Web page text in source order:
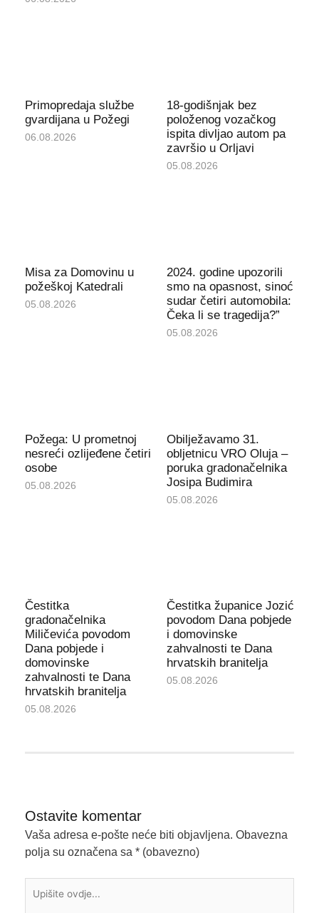
Primopredaja službe
gvardijana u Požegi
06.08.2026
18-godišnjak bez
položenog vozačkog
ispita divljao autom pa
završio u Orljavi
05.08.2026
Misa za Domovinu u
požeškoj Katedrali
05.08.2026
2024. godine upozorili
smo na opasnost, sinoć
sudar četiri automobila:
Čeka li se tragedija?”
05.08.2026
Požega: U prometnoj
nesreći ozlijeđene četiri
osobe
05.08.2026
Obilježavamo 31.
obljetnicu VRO Oluja –
poruka gradonačelnika
Josipa Budimira
05.08.2026
Čestitka
gradonačelnika
Miličevića povodom
Dana pobjede i
domovinske
zahvalnosti te Dana
hrvatskih branitelja
05.08.2026
Čestitka županice Jozić
povodom Dana pobjede
i domovinske
zahvalnosti te Dana
hrvatskih branitelja
05.08.2026
Ostavite komentar
Vaša adresa e-pošte neće biti objavljena. Obavezna
polja su označena sa * (obavezno)
ovdje...